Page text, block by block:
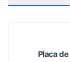
Placa